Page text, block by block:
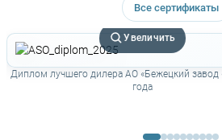
Все сертификаты
Увеличить
Диплом лучшего дилера АО «Бежецкий завод
года